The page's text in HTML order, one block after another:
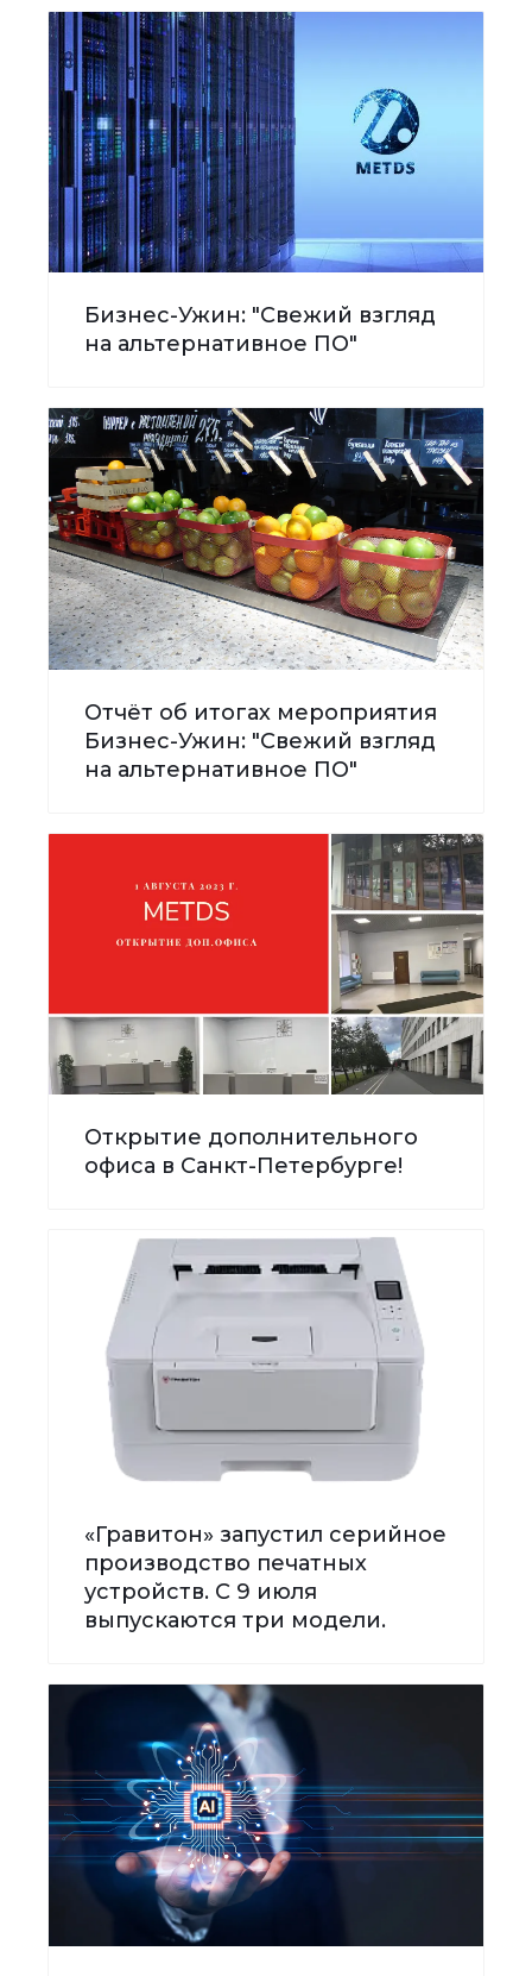
Бизнес-Ужин: "Свежий взгляд
на альтернативное ПО"
Отчёт об итогах мероприятия
Бизнес-Ужин: "Свежий взгляд
на альтернативное ПО"
Открытие дополнительного
офиса в Санкт-Петербурге!
«Гравитон» запустил серийное
производство печатных
устройств. С 9 июля
выпускаются три модели.